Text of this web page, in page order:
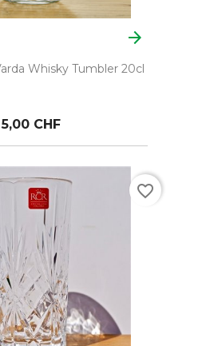
arrow_forward
Whisky Tumbler 20cl
5,00 CHF
favorite_border